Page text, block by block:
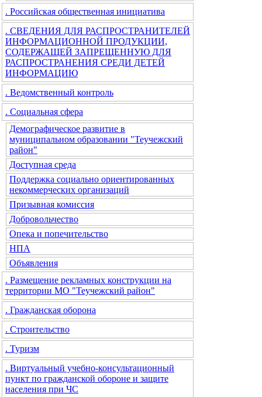
. Российская общественная инициатива
. СВЕДЕНИЯ ДЛЯ РАСПРОСТРАНИТЕЛЕЙ
ИНФОРМАЦИОННОЙ ПРОДУКЦИИ,
СОДЕРЖАЩЕЙ ЗАПРЕЩЕННУЮ ДЛЯ
РАСПРОСТРАНЕНИЯ СРЕДИ ДЕТЕЙ
ИНФОРМАЦИЮ
. Ведомственный контроль
. Социальная сфера
Демографическое развитие в
муниципальном образовании "Теучежский
район"
Доступная среда
Поддержка социально ориентированных
некоммерческих организаций
Призывная комиссия
Добровольчество
Опека и попечительство
НПА
Объявления
. Размещение рекламных конструкции на
территории МО "Теучежский район"
. Гражданская оборона
. Строительство
. Туризм
. Виртуальный учебно-консультационный
пункт по гражданской обороне и защите
населения при ЧС